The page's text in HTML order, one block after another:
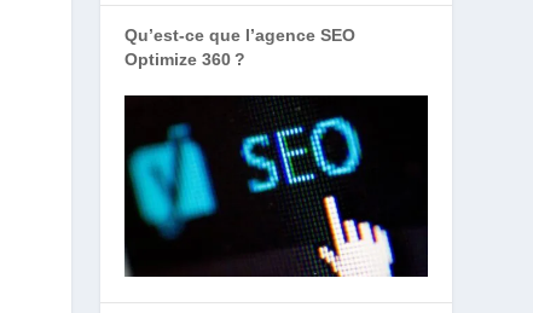
Qu’est-ce que l’agence SEO
Optimize 360 ?